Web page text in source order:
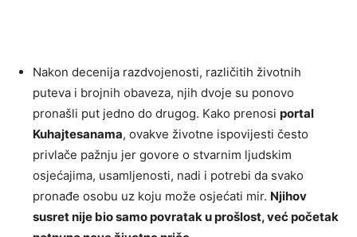
Nakon decenija razdvojenosti, različitih životnih
puteva i brojnih obaveza, njih dvoje su ponovo
pronašli put jedno do drugog. Kako prenosi portal
Kuhajtesanama, ovakve životne ispovijesti često
privlače pažnju jer govore o stvarnim ljudskim
osjećajima, usamljenosti, nadi i potrebi da svako
pronađe osobu uz koju može osjećati mir. Njihov
susret nije bio samo povratak u prošlost, već početak